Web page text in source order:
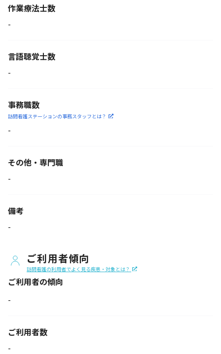
作業療法士数
-
言語聴覚士数
-
事務職数
訪問看護ステーションの事務スタッフとは？
-
その他・専門職
-
備考
-
ご利用者傾向
訪問看護の利用者でよく見る疾患・対象とは？
ご利用者の傾向
-
ご利用者数
-